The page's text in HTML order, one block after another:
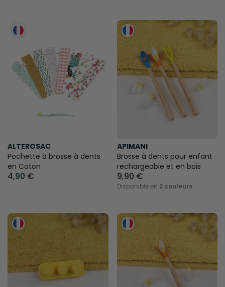
ALTEROSAC
Pochette à brosse à dents
en Coton
4,90 €
APIMANI
Brosse à dents pour enfant
rechargeable et en bois
9,90 €
Disponible en 2 couleurs